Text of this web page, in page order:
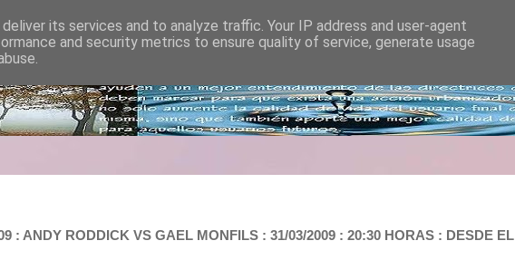
: ANDY RODDICK VS GAEL MONFILS : 31/03/2009 : 20:30 HORAS : DESDE EL
its services and to analyze traffic. Your IP address and user-agent
and security metrics to ensure quality of service, generate usage